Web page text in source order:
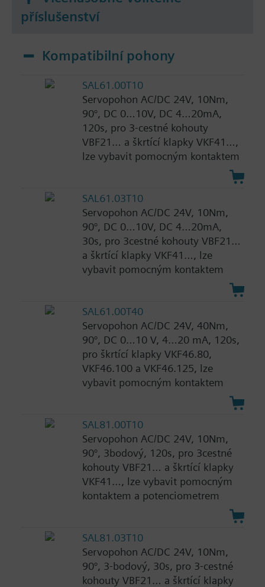
příslušenství
Kompatibilní pohony
SAL61.00T10
Servopohon AC/DC 24V, 10Nm,
90°, DC 0…10V, DC 4…20mA,
120s, pro 3-cestné kohouty
VBF21… a škrtící klapky VKF41…,
lze vybavit pomocným kontaktem
SAL61.03T10
Servopohon AC/DC 24V, 10Nm,
90°, DC 0…10V, DC 4…20mA,
30s, pro 3cestné kohouty VBF21…
a škrtící klapky VKF41…, lze
vybavit pomocným kontaktem
SAL61.00T40
Servopohon AC/DC 24V, 40Nm,
90°, DC 0…10 V, 4…20 mA, 120s,
pro škrtící klapky VKF46.80,
VKF46.100 a VKF46.125, lze
vybavit pomocným kontaktem
SAL81.00T10
Servopohon AC/DC 24V, 10Nm,
90°, 3bodový, 120s, pro 3cestné
kohouty VBF21… a škrtící klapky
VKF41…, lze vybavit pomocným
kontaktem a potenciometrem
SAL81.03T10
Servopohon AC/DC 24V, 10Nm,
90°, 3-bodový, 30s, pro 3-cestné
kohouty VBF21… a škrtící klapky